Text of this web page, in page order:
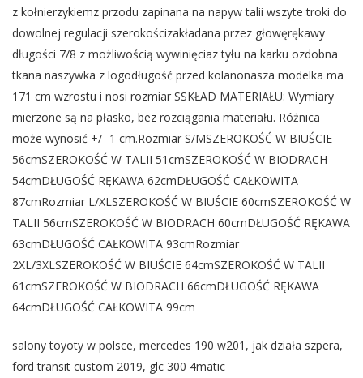
z kołnierzykiemz przodu zapinana na napyw talii wszyte troki do
dowolnej regulacji szerokościzakładana przez głowęrękawy
długości 7/8 z możliwością wywinięciaz tyłu na karku ozdobna
tkana naszywka z logodługość przed kolanonasza modelka ma
171 cm wzrostu i nosi rozmiar SSKŁAD MATERIAŁU: Wymiary
mierzone są na płasko, bez rozciągania materiału. Różnica
może wynosić +/- 1 cm.Rozmiar S/MSZEROKOŚĆ W BIUŚCIE
56cmSZEROKOŚĆ W TALII 51cmSZEROKOŚĆ W BIODRACH
54cmDŁUGOŚĆ RĘKAWA 62cmDŁUGOŚĆ CAŁKOWITA
87cmRozmiar L/XLSZEROKOŚĆ W BIUŚCIE 60cmSZEROKOŚĆ W
TALII 56cmSZEROKOŚĆ W BIODRACH 60cmDŁUGOŚĆ RĘKAWA
63cmDŁUGOŚĆ CAŁKOWITA 93cmRozmiar
2XL/3XLSZEROKOŚĆ W BIUŚCIE 64cmSZEROKOŚĆ W TALII
61cmSZEROKOŚĆ W BIODRACH 66cmDŁUGOŚĆ RĘKAWA
64cmDŁUGOŚĆ CAŁKOWITA 99cm
salony toyoty w polsce, mercedes 190 w201, jak działa szpera,
ford transit custom 2019, glc 300 4matic